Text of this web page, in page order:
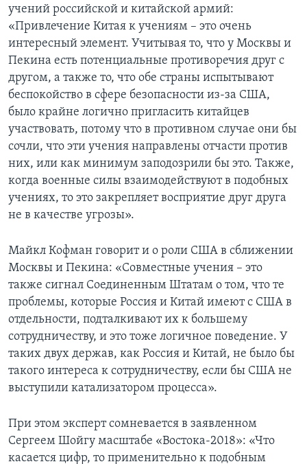
учений российской и китайской армий:
«Привлечение Китая к учениям – это очень
интересный элемент. Учитывая то, что у Москвы и
Пекина есть потенциальные противоречия друг с
другом, а также то, что обе страны испытывают
беспокойство в сфере безопасности из-за США,
было крайне логично пригласить китайцев
участвовать, потому что в противном случае они бы
сочли, что эти учения направлены отчасти против
них, или как минимум заподозрили бы это. Также,
когда военные силы взаимодействуют в подобных
учениях, то это закрепляет восприятие друг друга
не в качестве угрозы».
Майкл Кофман говорит и о роли США в сближении
Москвы и Пекина: «Совместные учения – это
также сигнал Соединенным Штатам о том, что те
проблемы, которые Россия и Китай имеют с США в
отдельности, подталкивают их к большему
сотрудничеству, и это тоже логичное поведение. У
таких двух держав, как Россия и Китай, не было бы
такого интереса к сотрудничеству, если бы США не
выступили катализатором процесса».
При этом эксперт сомневается в заявленном
Сергеем Шойгу масштабе «Востока-2018»: «Что
касается цифр, то применительно к подобным